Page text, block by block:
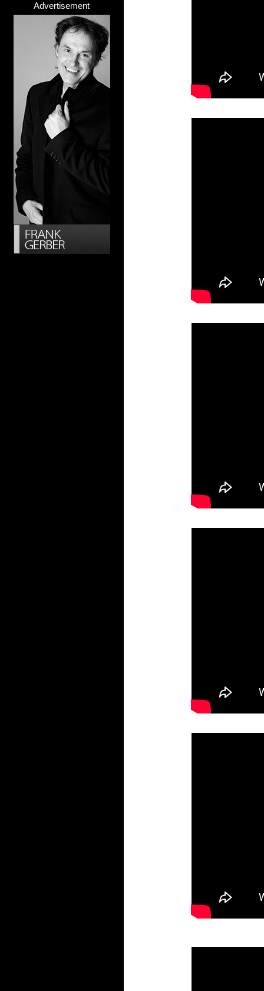
Advertisement